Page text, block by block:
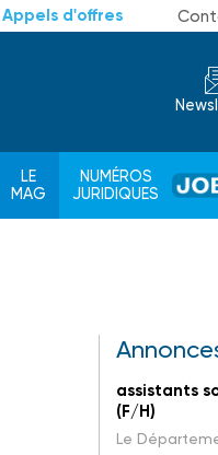
Appels d'offres
LE
MAG
NUMÉROS
JURIDIQUES
JOB
assistants
(F/H)
Le